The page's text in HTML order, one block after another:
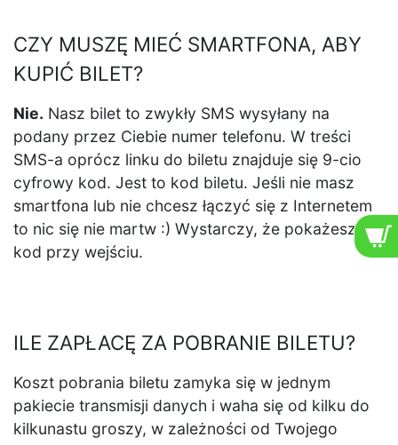
CZY MUSZĘ MIEĆ SMARTFONA, ABY
KUPIĆ BILET?
Nie. Nasz bilet to zwykły SMS wysyłany na
podany przez Ciebie numer telefonu. W treści
SMS-a oprócz linku do biletu znajduje się 9-cio
cyfrowy kod. Jest to kod biletu. Jeśli nie masz
smartfona lub nie chcesz łączyć się z Internetem
to nic się nie martw :) Wystarczy, że pokażesz ten
kod przy wejściu.
ILE ZAPŁACĘ ZA POBRANIE BILETU?
Koszt pobrania biletu zamyka się w jednym
pakiecie transmisji danych i waha się od kilku do
kilkunastu groszy, w zależności od Twojego